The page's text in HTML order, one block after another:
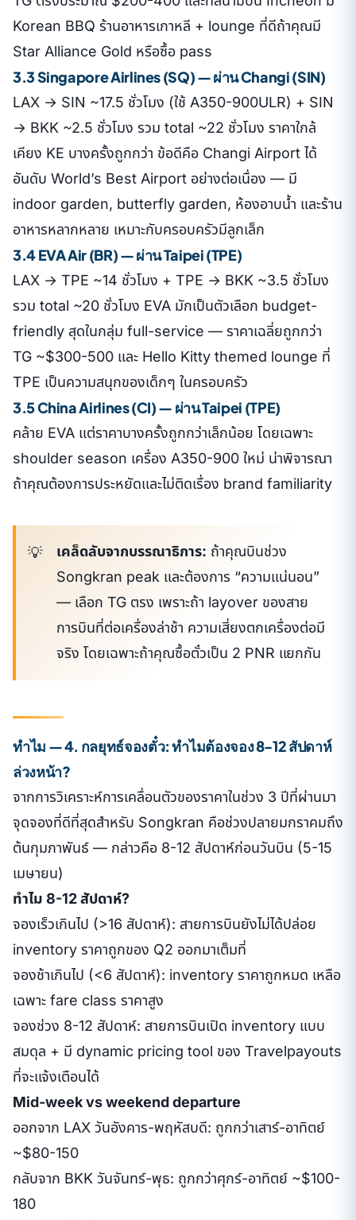
Korean BBQ ร้านอาหารเกาหลี + lounge ที่ดีถ้าคุณมี
Star Alliance Gold หรือซื้อ pass
3.3 Singapore Airlines (SQ) — ผ่าน Changi (SIN)
LAX → SIN ~17.5 ชั่วโมง (ใช้ A350-900ULR) + SIN
→ BKK ~2.5 ชั่วโมง รวม total ~22 ชั่วโมง ราคาใกล้
เคียง KE บางครั้งถูกกว่า ข้อดีคือ Changi Airport ได้
อันดับ World’s Best Airport อย่างต่อเนื่อง — มี
indoor garden, butterfly garden, ห้องอาบน้ำ และร้าน
อาหารหลากหลาย เหมาะกับครอบครัวมีลูกเล็ก
3.4 EVA Air (BR) — ผ่าน Taipei (TPE)
LAX → TPE ~14 ชั่วโมง + TPE → BKK ~3.5 ชั่วโมง
รวม total ~20 ชั่วโมง EVA มักเป็นตัวเลือก budget-
friendly สุดในกลุ่ม full-service — ราคาเฉลี่ยถูกกว่า
TG ~$300-500 และ Hello Kitty themed lounge ที่
TPE เป็นความสนุกของเด็กๆ ในครอบครัว
3.5 China Airlines (CI) — ผ่าน Taipei (TPE)
คล้าย EVA แต่ราคาบางครั้งถูกกว่าเล็กน้อย โดยเฉพาะ
shoulder season เครื่อง A350-900 ใหม่ น่าพิจารณา
ถ้าคุณต้องการประหยัดและไม่ติดเรื่อง brand familiarity
เคล็ดลับจากบรรณาธิการ: ถ้าคุณบินช่วง
Songkran peak และต้องการ “ความแน่นอน”
— เลือก TG ตรง เพราะถ้า layover ของสาย
การบินที่ต่อเครื่องล่าช้า ความเสี่ยงตกเครื่องต่อมี
จริง โดยเฉพาะถ้าคุณซื้อตั๋วเป็น 2 PNR แยกกัน
ทำไม — 4. กลยุทธ์จองตั๋ว: ทำไมต้องจอง 8-12 สัปดาห์
ล่วงหน้า?
จากการวิเคราะห์การเคลื่อนตัวของราคาในช่วง 3 ปีที่ผ่านมา
จุดจองที่ดีที่สุดสำหรับ Songkran คือช่วงปลายมกราคมถึง
ต้นกุมภาพันธ์ — กล่าวคือ 8-12 สัปดาห์ก่อนวันบิน (5-15
เมษายน)
ทำไม 8-12 สัปดาห์?
จองเร็วเกินไป (>16 สัปดาห์): สายการบินยังไม่ได้ปล่อย
inventory ราคาถูกของ Q2 ออกมาเต็มที่
จองช้าเกินไป (<6 สัปดาห์): inventory ราคาถูกหมด เหลือ
เฉพาะ fare class ราคาสูง
จองช่วง 8-12 สัปดาห์: สายการบินเปิด inventory แบบ
สมดุล + มี dynamic pricing tool ของ Travelpayouts
ที่จะแจ้งเตือนได้
Mid-week vs weekend departure
ออกจาก LAX วันอังคาร-พฤหัสบดี: ถูกกว่าเสาร์-อาทิตย์
~$80-150
กลับจาก BKK วันจันทร์-พุธ: ถูกกว่าศุกร์-อาทิตย์ ~$100-
180